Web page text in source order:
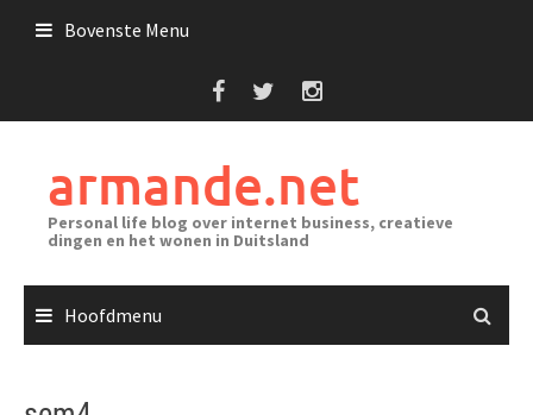
Bovenste Menu
armande.net
Personal life blog over internet business, creatieve
dingen en het wonen in Duitsland
Hoofdmenu